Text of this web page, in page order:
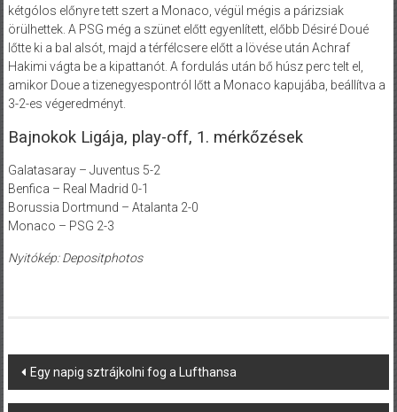
kétgólos előnyre tett szert a Monaco, végül mégis a párizsiak
örülhettek. A PSG még a szünet előtt egyenlített, előbb Désiré Doué
lőtte ki a bal alsót, majd a térfélcsere előtt a lövése után Achraf
Hakimi vágta be a kipattanót. A fordulás után bő húsz perc telt el,
amikor Doue a tizenegyespontról lőtt a Monaco kapujába, beállítva a
3-2-es végeredményt.
Bajnokok Ligája, play-off, 1. mérkőzések
Galatasaray – Juventus 5-2
Benfica – Real Madrid 0-1
Borussia Dortmund – Atalanta 2-0
Monaco – PSG 2-3
Nyitókép: Depositphotos
Post
navigation
Egy napig sztrájkolni fog a Lufthansa